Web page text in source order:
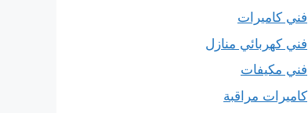
فني كاميرات
فني كهربائي منازل
فني مكيفات
كاميرات مراقبة